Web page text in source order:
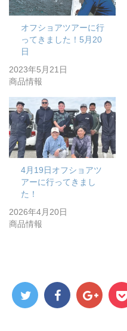
オフショアツアーに行
ってきました！5月20
日
2023年5月21日
商品情報
4月19日オフショアツ
アーに行ってきまし
た！
2026年4月20日
商品情報